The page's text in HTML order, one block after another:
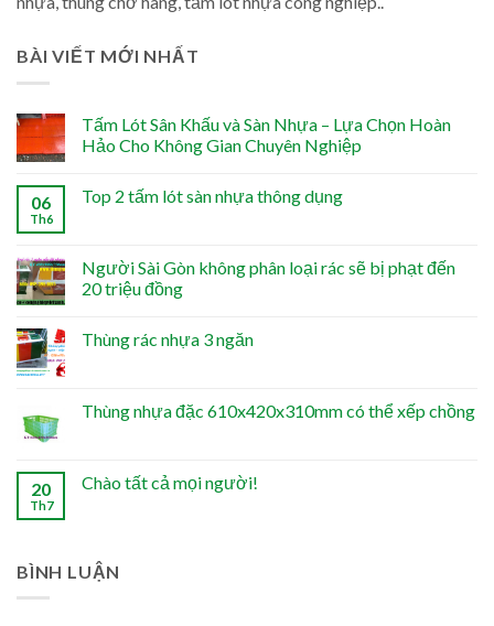
BÀI VIẾT MỚI NHẤT
Tấm Lót Sân Khấu và Sàn Nhựa – Lựa Chọn Hoàn
Hảo Cho Không Gian Chuyên Nghiệp
06
Th6
Top 2 tấm lót sàn nhựa thông dụng
Người Sài Gòn không phân loại rác sẽ bị phạt đến
20 triệu đồng
Thùng rác nhựa 3 ngăn
Thùng nhựa đặc 610x420x310mm có thể xếp chồng
20
Th7
Chào tất cả mọi người!
BÌNH LUẬN